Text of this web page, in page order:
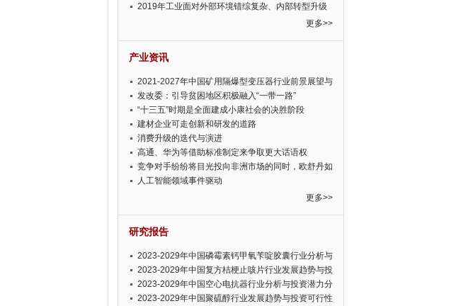
2019年工业面对外部环境错综复杂、内部转型升级
更多>>
产业资讯
2021-2027年中国矿用隔爆型变压器行业前景展望与
投资前景预测报告
发改委：引导贫困地区积极融入“一带一路”
“十三五”时期是全面建成小康社会的决胜阶段
建材企业可走创新和研发的道路
消费升级的迭代与演进
高通、华为等借助标准制定来争取更大话语权
竞争对手纷纷将目光投向非洲市场的同时，欧舒丹如
此淡定，难道就真的不怕丧失先机吗?
人工智能领域事件驱动
更多>>
研究报告
2023-2029年中国磷霉素钙甲氧苄啶胶囊行业分析与
投资可行性报告
2023-2029年中国复方桔梗止咳片行业发展趋势与投
资潜力分析报告
2023-2029年中国空心电抗器行业分析与投资潜力分
析报告
2023-2029年中国聚硫醇行业发展趋势与投资可行性